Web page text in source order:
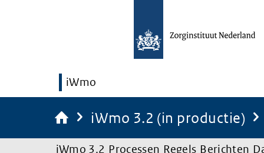
iWmo
iWmo 3.2 (in productie)
iWmo 3.2 Processen Regels Berichten